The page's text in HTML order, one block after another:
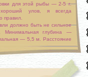
для этой рыбы — 2-5 г.
улов, я всегда
правил.
должно быть не сильное
Минимальная глубина —
— 5,5 м. Расстояние